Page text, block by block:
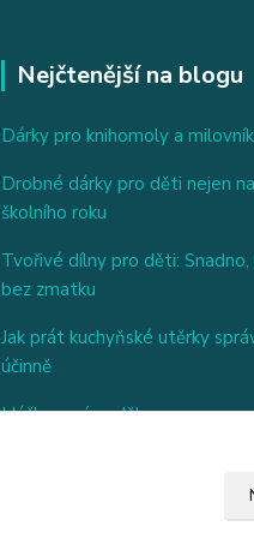
Nejčtenější na blogu
Dárky pro knihomoly a
Drobné dárky pro děti nejen
školního roku
Tvořivé dílny pro děti: Snadno,
bez zmatku
Jak prát kuchyňské utěrky
účinně
Háčkovaný anděl